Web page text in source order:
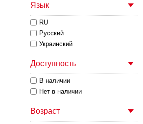
Язык
RU
Русский
Украинский
Доступность
В наличии
Нет в наличии
Возраст